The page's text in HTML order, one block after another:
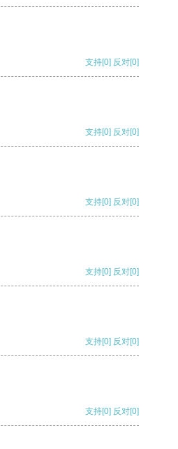
支持[0] 反对[0]
支持[0] 反对[0]
支持[0] 反对[0]
支持[0] 反对[0]
支持[0] 反对[0]
支持[0] 反对[0]